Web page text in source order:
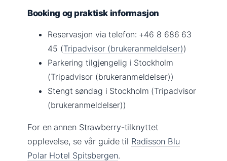
Booking og praktisk informasjon
Reservasjon via telefon: +46 8 686 63
45 (Tripadvisor (brukeranmeldelser))
Parkering tilgjengelig i Stockholm
(Tripadvisor (brukeranmeldelser))
Stengt søndag i Stockholm (Tripadvisor
(brukeranmeldelser))
For en annen Strawberry-tilknyttet
opplevelse, se vår guide til Radisson Blu
Polar Hotel Spitsbergen.